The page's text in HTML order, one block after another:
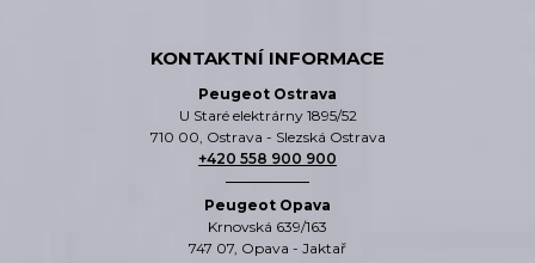
KONTAKTNÍ INFORMACE
Peugeot Ostrava
U Staré elektrárny 1895/52
710 00, Ostrava - Slezská Ostrava
+420 558 900 900
Peugeot Opava
Krnovská 639/163
747 07, Opava - Jaktař